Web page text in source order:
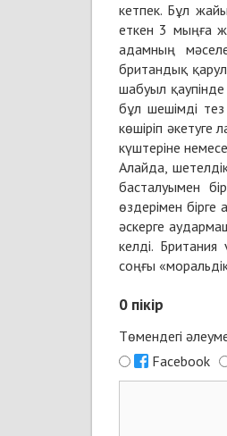
кетпек. Бұл
еткен 3 мыңға
адамның
британдық
шабуыл
бұл шешімді
көшіріп
күштеріне
Алайда,
басталуымен
өздерімен
әскерге
келді.
соңғы
0 пікір
Төмендегі
Facebook